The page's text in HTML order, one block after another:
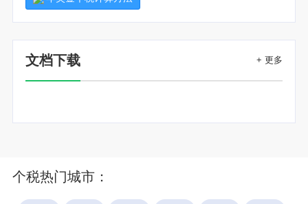
文档下载 + 更多
个税热门城市：